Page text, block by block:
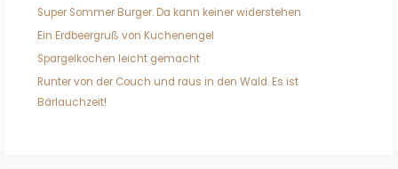
Super Sommer Burger. Da kann keiner widerstehen
Ein Erdbeergruß von Kuchenengel
Spargelkochen leicht gemacht
Runter von der Couch und raus in den Wald. Es ist
Bärlauchzeit!